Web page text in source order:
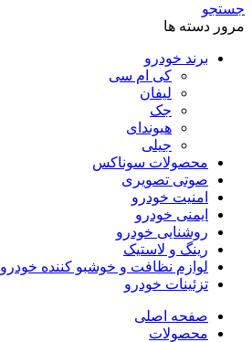
جستجو
مرور دسته ها
برند خودرو
کی ام سی
لیفان
جک
هیوندای
جیلی
محصولات سوناکس
صوتی تصویری
امنیت خودرو
ایمنی خودرو
روشنایی خودرو
رینگ و لاستیک
لوازم نظافت و خوشبو کننده خودرو
تزئینات خودرو
صفحه اصلی
محصولات